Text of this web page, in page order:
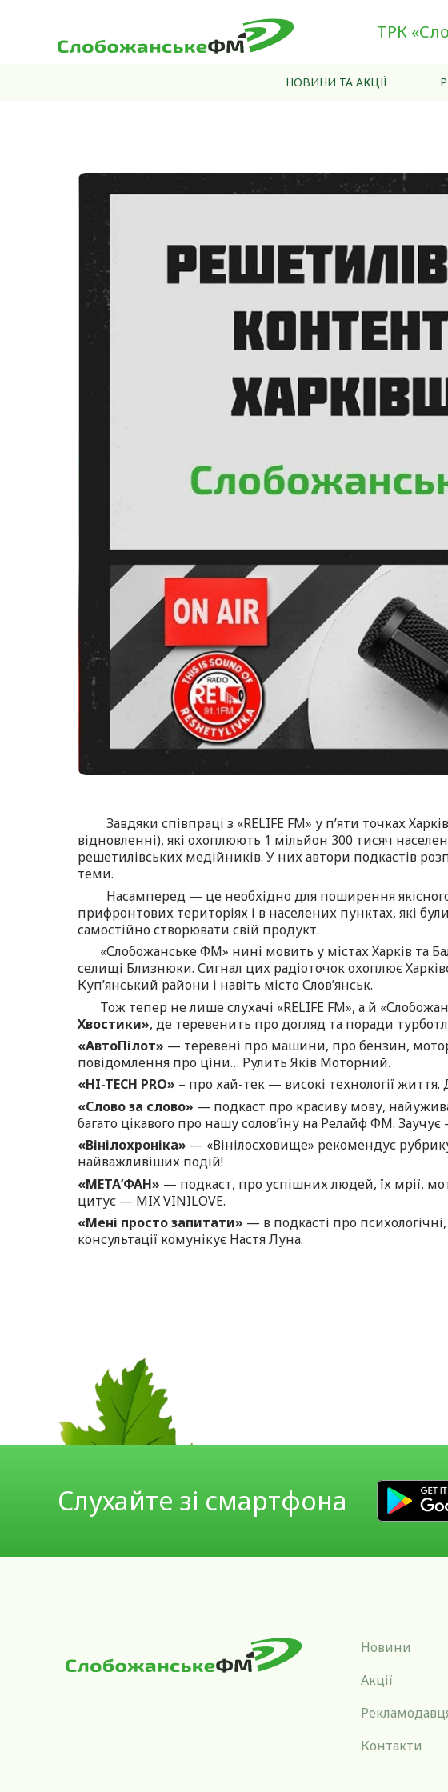
ТРК
НОВИНИ ТА АКЦІЇ
Завдяки співпраці з «RELIFE FM» у п’яти точках
відновленні), які охоплюють 1 мільйон 300 тисяч
решетилівських медійників. У них автори подкастів
теми.
Насамперед — це необхідно для поширення якісного
прифронтових територіях і в населених пунктах, які
самостійно створювати свій продукт.
«Слобожанське ФМ» нині мовить у містах Харків та
селищі Близнюки. Сигнал цих радіоточок охоплює
Куп’янський райони і навіть місто Слов’янськ.
Тож тепер не лише слухачі «RELIFE FM», а й
Хвостики», де теревенить про догляд та поради
«АвтоПілот» — теревені про машини, про бензин,
повідомлення про ціни… Рулить Яків Моторний.
«HI-TECH PRO» – про хай-тек — високі технології
«Слово за слово» — подкаст про красиву мову,
багато цікавого про нашу солов’їну на Релайф ФМ.
«Вінілохроніка» — «Вінілосховище» рекомендує
найважливіших подій!
«МЕТА’ФАН» — подкаст, про успішних людей, їх мрії,
цитує — MIX VINILOVE.
«Мені просто запитати» — в подкасті про
консультації комунікує Настя Луна.
Слухайте зі смартфона
Новини
Акції
Контакти